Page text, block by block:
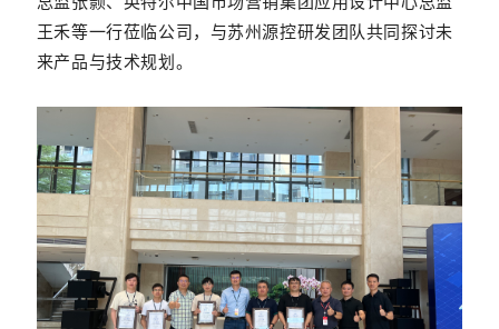
王禾等一行莅临公司，与苏州源控研发团队共同探讨未
来产品与技术规划。